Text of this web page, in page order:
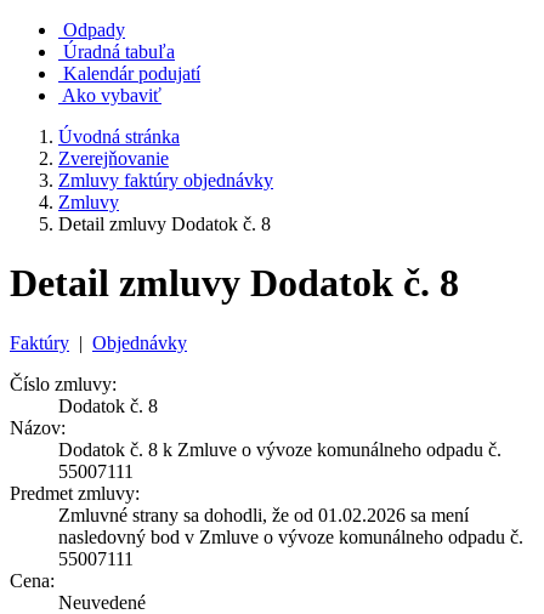
Odpady
Úradná tabuľa
Kalendár podujatí
Ako vybaviť
Úvodná stránka
Zverejňovanie
Zmluvy faktúry objednávky
Zmluvy
Detail zmluvy Dodatok č. 8
Detail zmluvy Dodatok č. 8
Faktúry | Objednávky
Číslo zmluvy:
Dodatok č. 8
Názov:
Dodatok č. 8 k Zmluve o vývoze komunálneho odpadu č.
55007111
Predmet zmluvy:
Zmluvné strany sa dohodli, že od 01.02.2026 sa mení
nasledovný bod v Zmluve o vývoze komunálneho odpadu č.
55007111
Cena:
Neuvedené